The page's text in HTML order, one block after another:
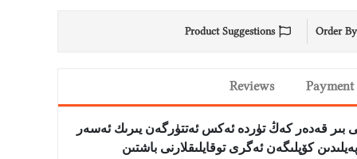
Order
Product Suggestions
Reviews
يىللاردىن 1990-يىللارغىچە بولغان ئارىلىقتىكى دەۋرنى بىر قەدەر كەڭ تۈردە ئەكس ئەتتۈرگەن يىرىك ئەسەر
تۈپەيلىدىن كۆپلىگەن ئەگرى توقايلىقلارنى باشتىن